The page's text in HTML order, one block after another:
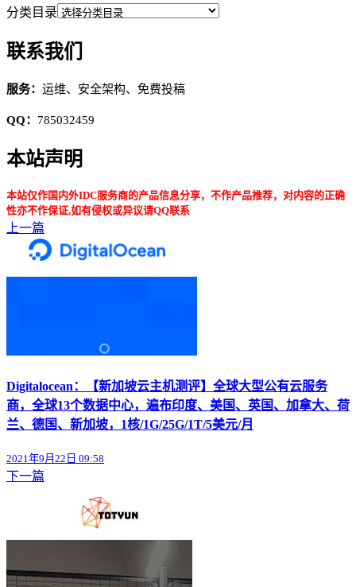
分类目录
联系我们
服务： 运维、安全架构、免费投稿
QQ： 785032459
本站声明
本站仅作国内外IDC服务商的产品信息分享，不作产品推荐，对内容的正确
性亦不作保证,如有侵权或异议请QQ联系
上一篇
Digitalocean：【新加坡云主机测评】全球大型公有云服务
商，全球13个数据中心，遍布印度、美国、英国、加拿大、荷
兰、德国、新加坡，1核/1G/25G/1T/5美元/月
2021年9月22日 09:58
下一篇